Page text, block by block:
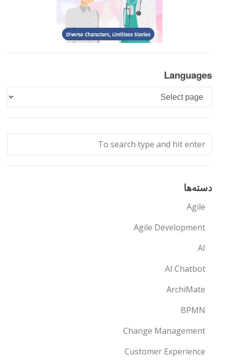
Languages
Languages
دسته‌ها
Agile
Agile Development
AI
AI Chatbot
ArchiMate
BPMN
Change Management
Customer Experience